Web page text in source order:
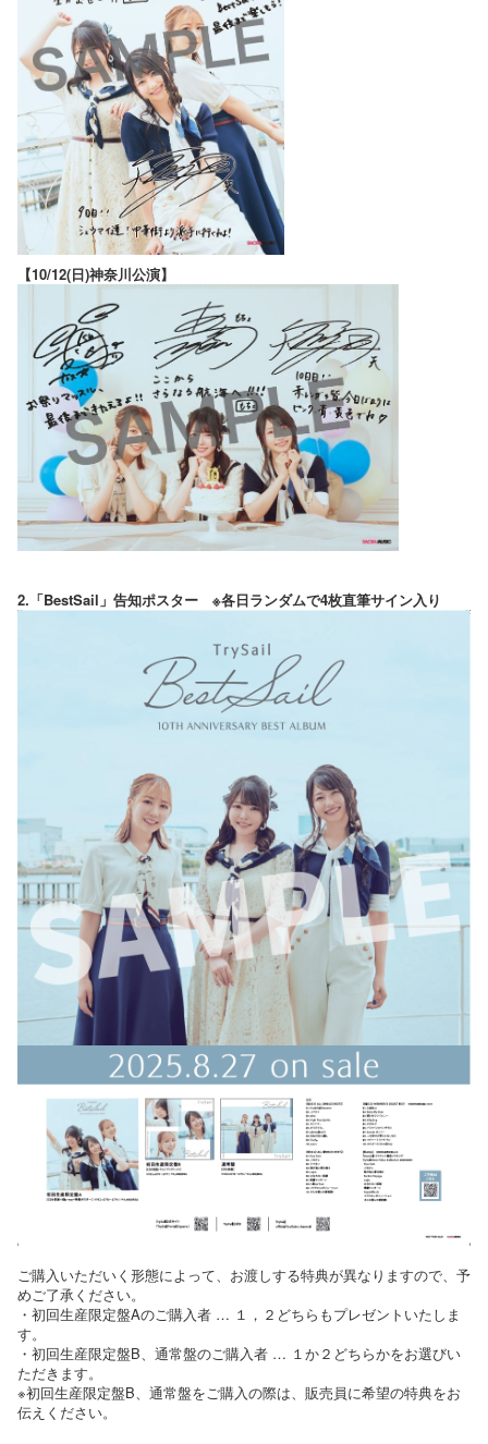
【10/12(日)神奈川公演】
2.「BestSail」告知ポスター ※各日ランダムで4枚直筆サイン入り
ご購入いただいく形態によって、お渡しする特典が異なりますので、予
めご了承ください。
・初回生産限定盤Aのご購入者 … １，２どちらもプレゼントいたしま
す。
・初回生産限定盤B、通常盤のご購入者 … １か２どちらかをお選びい
ただきます。
※初回生産限定盤B、通常盤をご購入の際は、販売員に希望の特典をお
伝えください。